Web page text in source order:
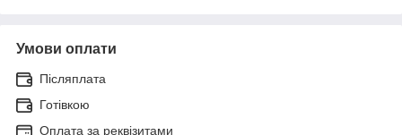
Умови оплати
Післяплата
Готівкою
Оплата за реквізитами